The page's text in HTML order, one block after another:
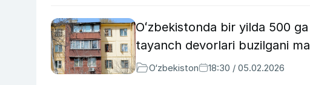
Oʻzbekistonda bir yilda 500
tayanch devorlari buzilgani
O‘zbekiston 18:30 / 05.02.2026